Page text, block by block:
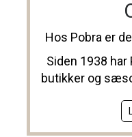
Hos Pobra er
Siden 1938 har
butikker og